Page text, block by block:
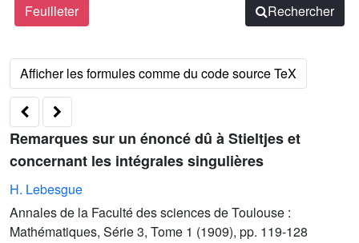
Feuilleter
Rechercher
Remarques sur un énoncé dû à Stieltjes et
concernant les intégrales singulières
H. Lebesgue
Annales de la Faculté des sciences de Toulouse :
Mathématiques, Série 3, Tome 1 (1909), pp. 119-128